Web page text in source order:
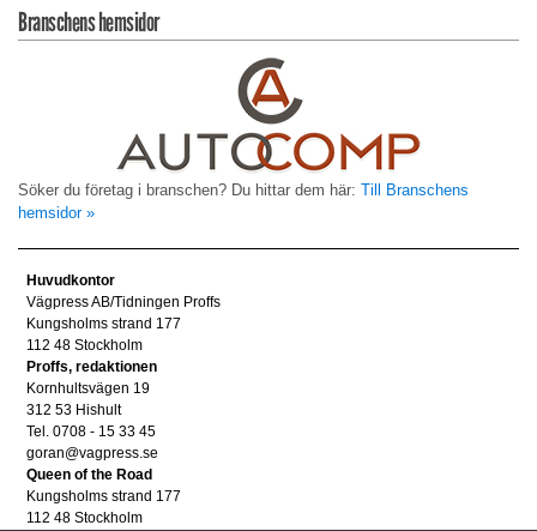
Branschens hemsidor
Söker du företag i branschen? Du hittar dem här: Till Branschens
hemsidor »
Huvudkontor
Vägpress AB/Tidningen Proffs
Kungsholms strand 177
112 48 Stockholm
Proffs, redaktionen
Kornhultsvägen 19
312 53 Hishult
Tel. 0708 - 15 33 45
goran@vagpress.se
Queen of the Road
Kungsholms strand 177
112 48 Stockholm